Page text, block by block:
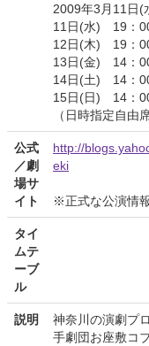
2009年3月11日(
11日(水) 19：
12日(木) 19：
13日(金) 14：
14日(土) 14：
15日(日) 14：00
（日時指定自由
公式
／劇
場サ
イト
http://
eki
※正式な公演情
タイ
ムテ
ーブ
ル
説明
神奈川の演劇プ
手劇団お座敷コ